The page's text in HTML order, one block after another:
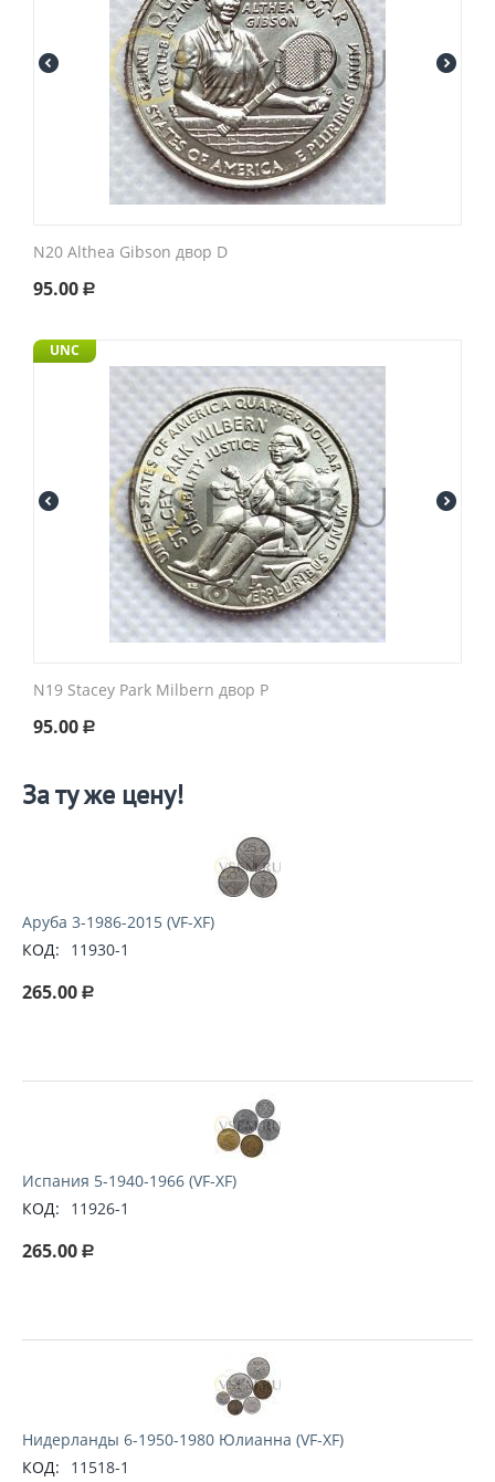
N20 Althea Gibson двор D
95.00 Р
UNC
N19 Stacey Park Milbern двор P
95.00 Р
За ту же цену!
Аруба 3-1986-2015 (VF-XF)
КОД:
11930-1
265.00 Р
Испания 5-1940-1966 (VF-XF)
КОД:
11926-1
265.00 Р
Нидерланды 6-1950-1980 Юлианна (VF-XF)
КОД:
11518-1